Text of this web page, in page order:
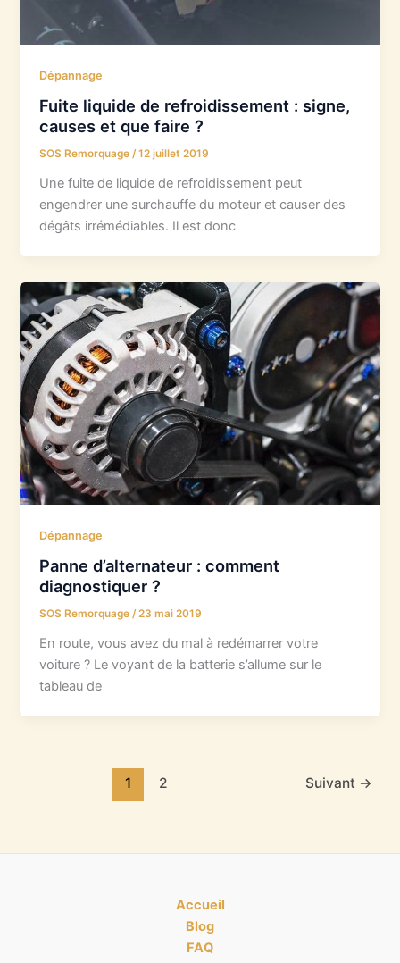
Dépannage
Fuite liquide de refroidissement : signe,
causes et que faire ?
SOS Remorquage/12 juillet 2019
Une fuite de liquide de refroidissement peut
engendrer une surchauffe du moteur et causer des
dégâts irrémédiables. Il est donc
Dépannage
Panne d’alternateur : comment
diagnostiquer ?
SOS Remorquage/23 mai 2019
En route, vous avez du mal à redémarrer votre
voiture ? Le voyant de la batterie s’allume sur le
tableau de
1 2 Suivant →
Accueil
Blog
FAQ